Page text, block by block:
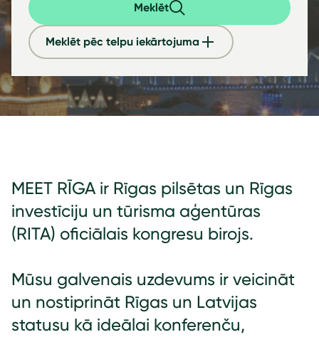
Meklēt
Meklēt pēc telpu iekārtojuma
MEET RĪGA ir Rīgas pilsētas un Rīgas
investīciju un tūrisma aģentūras
(RITA) oficiālais kongresu birojs.
Mūsu galvenais uzdevums ir veicināt
un nostiprināt Rīgas un Latvijas
statusu kā ideālai konferenču,